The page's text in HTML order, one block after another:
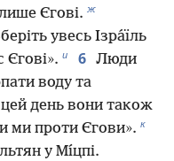
Єгові. ж
увесь Ізра́їль
Єгові». и 6 Люди
воду та
день вони також
ми проти Єгови». к
у Мı́цпі.